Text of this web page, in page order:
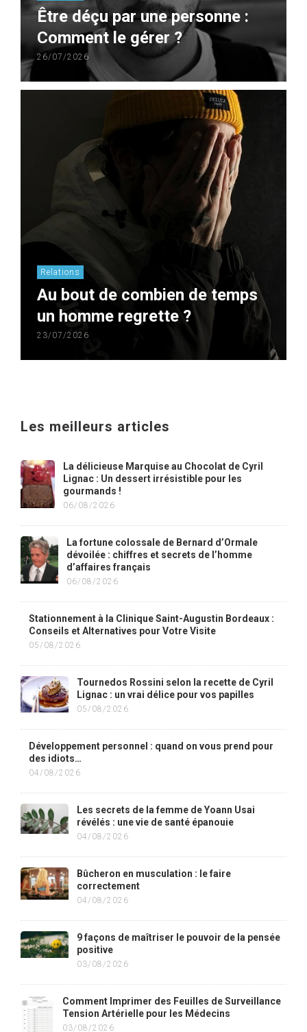
Être déçu par une personne :
Comment le gérer ?
26/07/2026
Relations
Au bout de combien de temps
un homme regrette ?
23/07/2026
Les meilleurs articles
La délicieuse Marquise au Chocolat de Cyril
Lignac : Un dessert irrésistible pour les
gourmands !
06/08/2026
La fortune colossale de Bernard d’Ormale
dévoilée : chiffres et secrets de l’homme
d’affaires français
06/08/2026
Stationnement à la Clinique Saint-Augustin Bordeaux :
Conseils et Alternatives pour Votre Visite
05/08/2026
Tournedos Rossini selon la recette de Cyril
Lignac : un vrai délice pour vos papilles
05/08/2026
Développement personnel : quand on vous prend pour
des idiots…
04/08/2026
Les secrets de la femme de Yoann Usai
révélés : une vie de santé épanouie
04/08/2026
Bûcheron en musculation : le faire
correctement
04/08/2026
9 façons de maîtriser le pouvoir de la pensée
positive
03/08/2026
Comment Imprimer des Feuilles de Surveillance
Tension Artérielle pour les Médecins
03/08/2026